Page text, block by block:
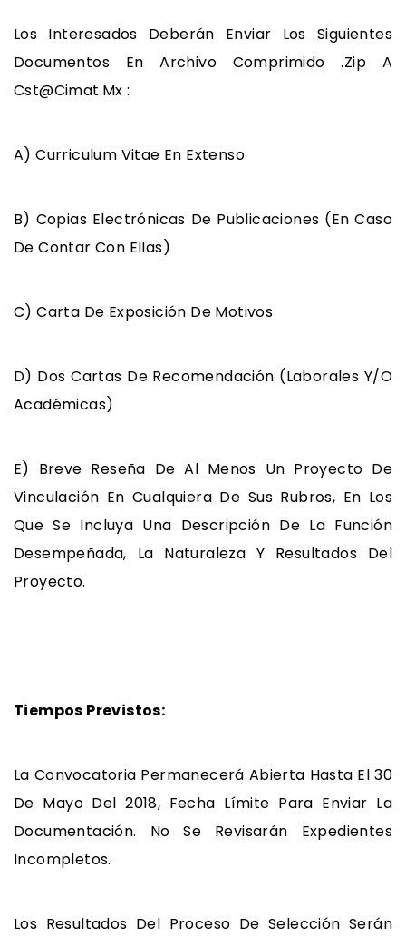
Los Interesados Deberán Enviar Los Siguientes
Documentos En Archivo Comprimido .zip A
Cst@cimat.mx :
A) Curriculum Vitae En Extenso
B) Copias Electrónicas De Publicaciones (en Caso
De Contar Con Ellas)
C) Carta De Exposición De Motivos
D) Dos Cartas De Recomendación (laborales Y/o
Académicas)
E) Breve Reseña De Al Menos Un Proyecto De
Vinculación En Cualquiera De Sus Rubros, En Los
Que Se Incluya Una Descripción De La Función
Desempeñada, La Naturaleza Y Resultados Del
Proyecto.
Tiempos Previstos:
La Convocatoria Permanecerá Abierta Hasta El 30
De Mayo Del 2018, Fecha Límite Para Enviar La
Documentación. No Se Revisarán Expedientes
Incompletos.
Los Resultados Del Proceso De Selección Serán